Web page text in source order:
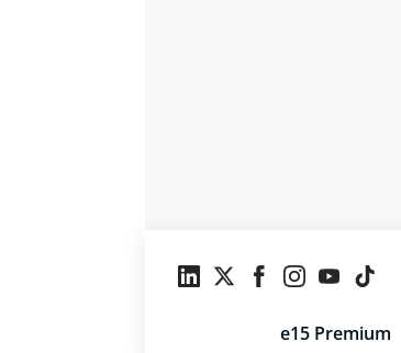
e15 Premium